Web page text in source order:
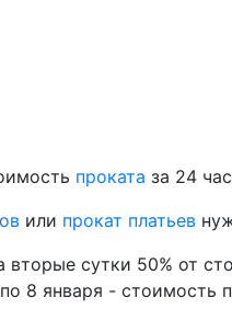
проката за 24
или прокат платьев
вторые сутки 50% от
8 января - стоимость